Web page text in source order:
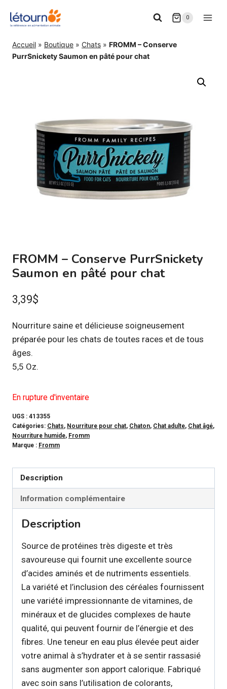
0
Accueil » Boutique » Chats » FROMM – Conserve
PurrSnickety Saumon en pâté pour chat
FROMM – Conserve PurrSnickety
Saumon en pâté pour chat
3,39$
Nourriture saine et délicieuse soigneusement
préparée pour les chats de toutes races et de tous
âges.
5,5 Oz.
En rupture d'inventaire
UGS : 413355
Catégories: Chats, Nourriture pour chat, Chaton, Chat adulte, Chat âgé,
Nourriture humide, Fromm
Marque : Fromm
Description
Information complémentaire
Description
Source de protéines très digeste et très
savoureuse qui fournit une excellente source
d’acides aminés et de nutriments essentiels.
La variété et l’inclusion des céréales fournissent
une variété impressionnante de vitamines, de
minéraux et de glucides complexes de haute
qualité, qui peuvent fournir de l’énergie et des
fibres. Une teneur en eau plus élevée peut aider
votre animal à s’hydrater et à se sentir rassasié
sans augmenter son apport calorique. Fabriqué
avec soin sans l’utilisation de colorants,